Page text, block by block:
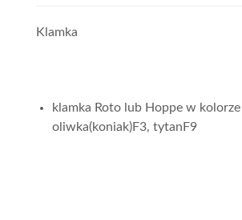
Klamka
klamka Roto lub Hoppe w
oliwka(koniak)F3, tytanF9